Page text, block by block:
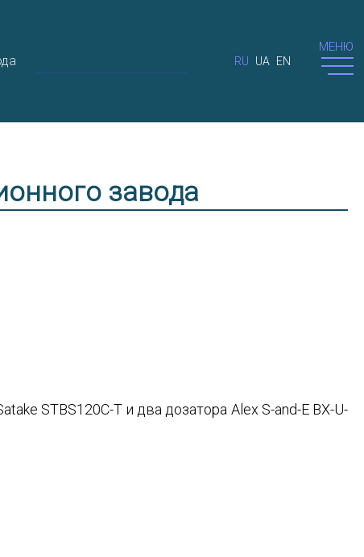
RU UA EN
МЕНЮ
завода
STBS120C-T и два дозатора Alex S-and-E BX-U-